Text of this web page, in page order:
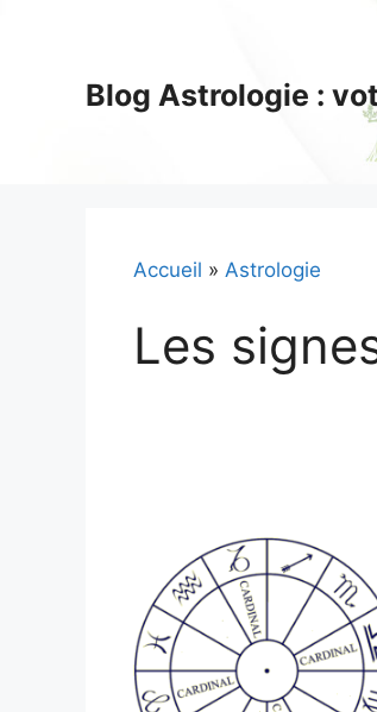
Blog Astrologie :
Accueil » Astrologie
Les